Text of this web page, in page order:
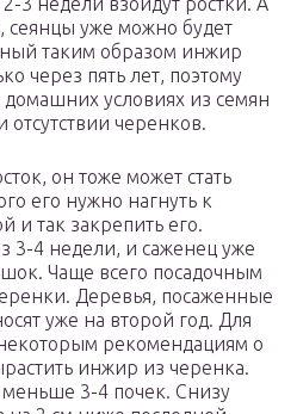
сеянцы уже можно будет
таким образом инжир
через пять лет, поэтому
условиях из семян
отсутствии черенков.
он тоже может стать
его нужно нагнуть к
и так закрепить его.
3-4 недели, и саженец уже
Чаще всего посадочным
Деревья, посаженные
уже на второй год. Для
рекомендациям о
инжир из черенка.
3-4 почек. Снизу